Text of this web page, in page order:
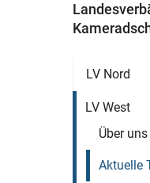
LV Nord
LV West
Über uns
Aktuelle